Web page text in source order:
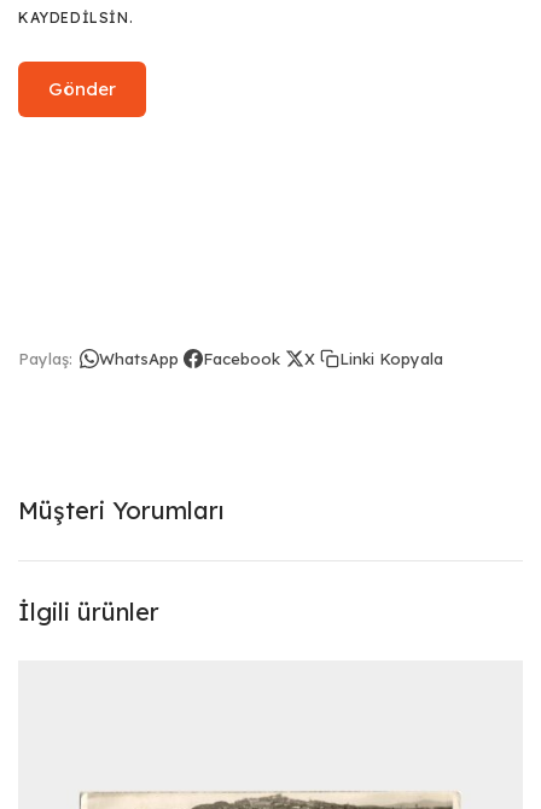
KAYDEDILSIN.
Paylaş: WhatsApp Facebook X Linki Kopyala
Müşteri Yorumları
İlgili ürünler